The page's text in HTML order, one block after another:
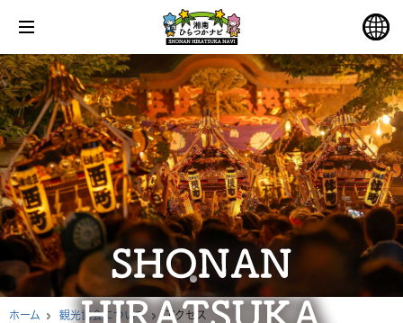
ホーム 観光協会について アクセス